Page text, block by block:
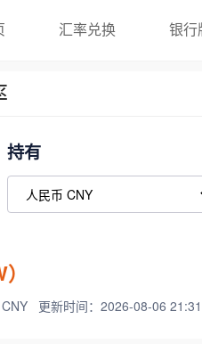
汇率兑换 银行
持有
更新时间：2026-08-06